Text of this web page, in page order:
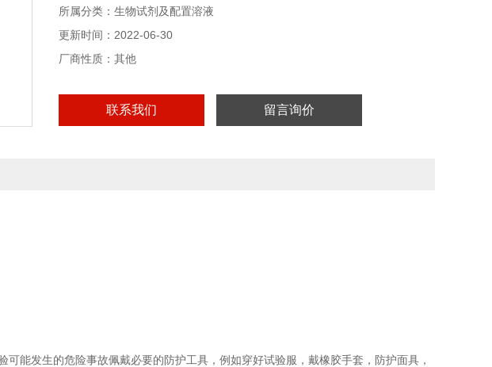
本产品仅供科研实验用，不做其它用途！
所属分类：生物试剂及配置溶液
更新时间：2022-06-30
厂商性质：其他
联系我们 留言询价
能发生的危险事故佩戴必要的防护工具，例如穿好试验服，戴橡胶手套，防护面具，